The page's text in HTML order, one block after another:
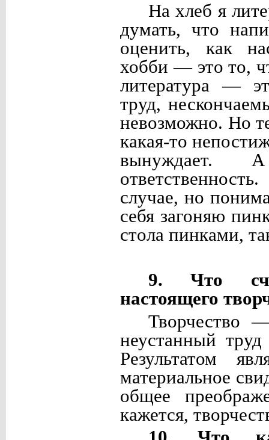
На хлеб я
думать, что
оценить, как
хобби — это то,
литература —
труд,
невозможно. Но
какая-то
вынуждает.
случае, но
себя загоняю
стола пинками,
9. Что
настоящего
Творчество
неустанный
Результатом
материальное
общее
кажется,